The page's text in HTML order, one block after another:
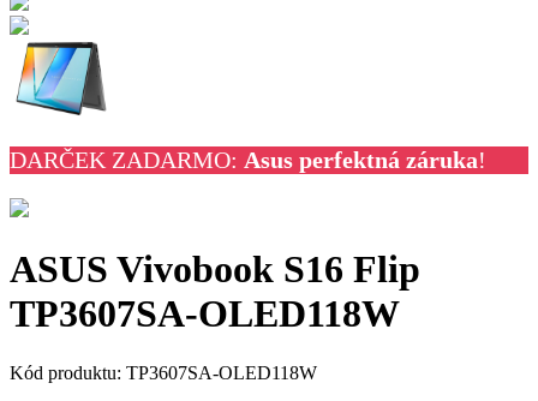
DARČEK ZADARMO: Asus perfektná záruka!
ASUS Vivobook S16 Flip
TP3607SA-OLED118W
Kód produktu: TP3607SA-OLED118W